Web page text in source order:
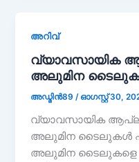
അറിവ്
വ്യാവസായിക
അലുമിന
അഡ്മിൻ89/ ഓഗസ്റ്റ് 30,
വ്യാവസായിക
അലുമിന ടൈലുകൾ
അലുമിന ടൈലുകളെ